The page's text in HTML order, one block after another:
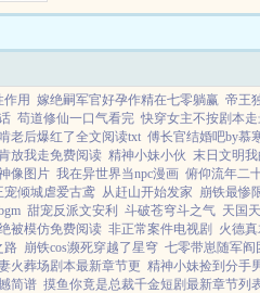
的痛苦记忆，数以百万计心怀家国
作用 嫁绝嗣军官好孕作精在七零躺赢 帝王
苟道修仙一口气看完 快穿女主不按剧本
老后爆红了全文阅读txt 傅长官结婚吧by慕
放我走免费阅读 精神小妹小伙 末日文明
像图片 我在异世界当npc漫画 俯仰流年二
宠倾城虐爱古鸢 从赶山开始发家 崩铁最惨
甜宠反派文安利 斗破苍穹斗之气 天国
被模仿免费阅读 非正常案件电视剧 火德
路 崩铁cos濒死穿越了星穹 七零带崽随军阎
火葬场剧本最新章节更 精神小妹捡到分手
简谱 摸鱼你竟是总裁千金短剧最新章节列